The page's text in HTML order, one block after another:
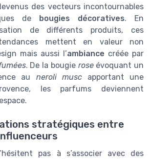
des vecteurs incontournables
de bougies décoratives. En
de différents produits, ces
mettent en valeur non
mais aussi l’ambiance créée par
. De la bougie roseévoquant un
au neroli muscapportant une
les parfums deviennent
stratégiques entre
pas à s’associer avec des